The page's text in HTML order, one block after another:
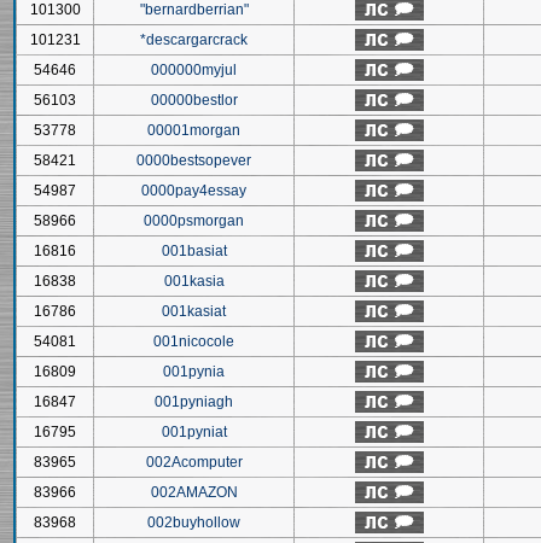
101300
"bernardberrian"
101231
*descargarcrack
54646
000000myjul
56103
00000bestlor
53778
00001morgan
58421
0000bestsopever
54987
0000pay4essay
58966
0000psmorgan
16816
001basiat
16838
001kasia
16786
001kasiat
54081
001nicocole
16809
001pynia
16847
001pyniagh
16795
001pyniat
83965
002Acomputer
83966
002AMAZON
83968
002buyhollow